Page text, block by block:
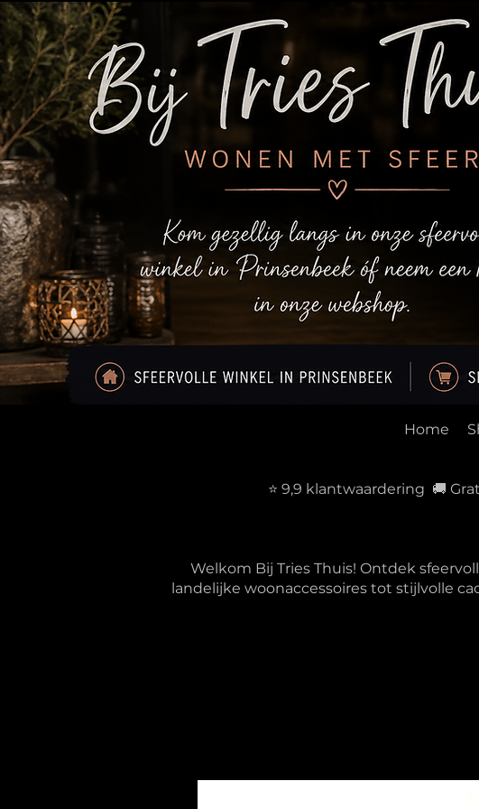
Home
⭐ 9,9 klantwaardering 🚚
Welkom Bij Tries Thuis! Ontdek
landelijke woonaccessoires tot stijlvolle